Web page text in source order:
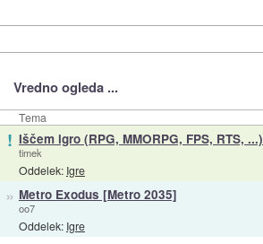
Vredno ogleda ...
Tema
! Iščem igro (RPG, MMORPG, FPS, RTS, ...)
timek
Oddelek: Igre
» Metro Exodus [Metro 2035]
oo7
Oddelek: Igre